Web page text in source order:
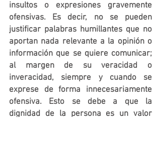
insultos o expresiones gravemente
ofensivas. Es decir, no se pueden
justificar palabras humillantes que no
aportan nada relevante a la opinión o
información que se quiere comunicar;
al margen de su veracidad o
inveracidad, siempre y cuando se
exprese de forma innecesariamente
ofensiva. Esto se debe a que la
dignidad de la persona es un valor